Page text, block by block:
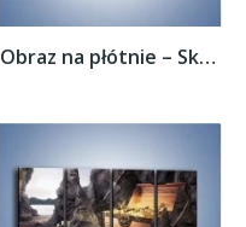
Obraz na płótnie – Skarby świeżo wydobyte...